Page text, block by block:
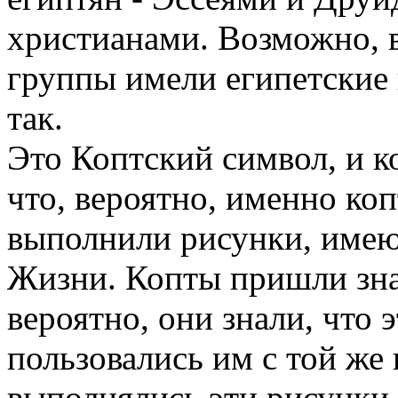
христианами. Возможно,
группы имели
так.
Это Коптский символ, и
что, вероятно, именно
выполнили рисунки,
Жизни. Копты пришли
вероятно, они знали, что
пользовались им с той